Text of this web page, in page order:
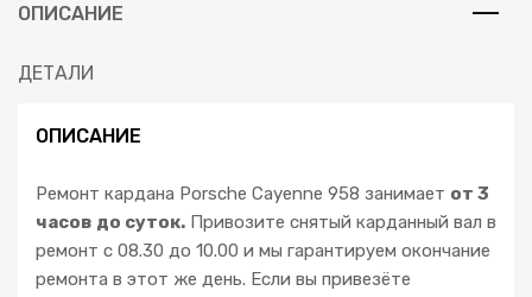
ОПИСАНИЕ
ДЕТАЛИ
ОПИСАНИЕ
Ремонт кардана Porsche Cayenne 958 занимает от 3
часов до суток. Привозите снятый карданный вал в
ремонт с 08.30 до 10.00 и мы гарантируем окончание
ремонта в этот же день. Если вы привезёте